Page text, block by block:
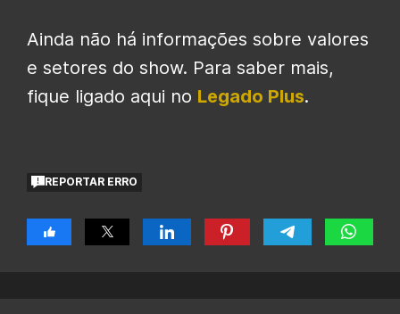
Ainda não há informações sobre valores
e setores do show. Para saber mais,
fique ligado aqui no Legado Plus.
REPORTAR ERRO